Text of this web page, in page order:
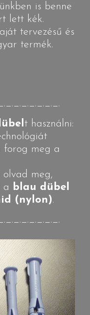
is benne
lett kék.
tervezésű és
termék.
t használni:
forog meg a
olvad meg,
a blau dübel
(nylon).